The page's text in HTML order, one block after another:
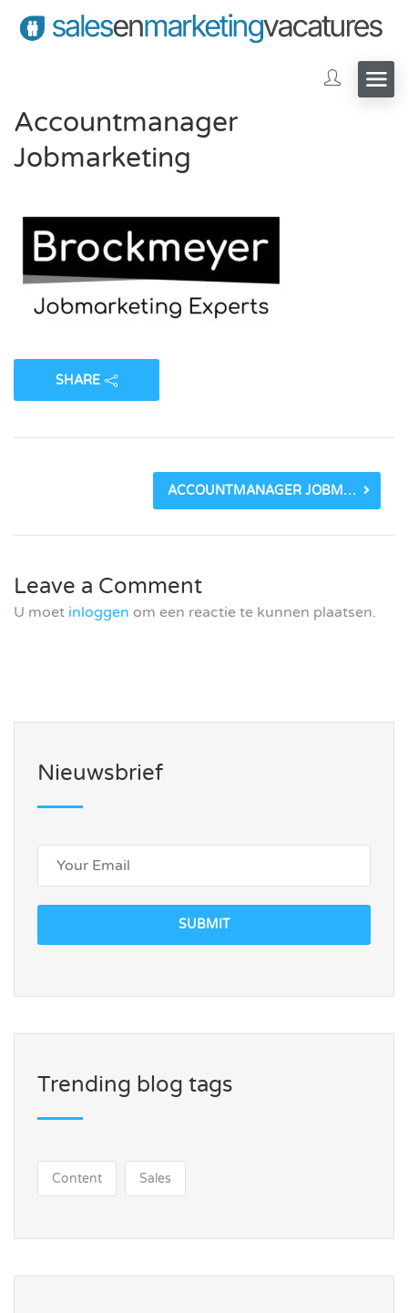
Accountmanager
Jobmarketing
SHARE
ACCOUNTMANAGER JOBMARKETING
Leave a Comment
U moet inloggen om een reactie te kunnen plaatsen.
Nieuwsbrief
SUBMIT
Trending blog tags
Content Sales